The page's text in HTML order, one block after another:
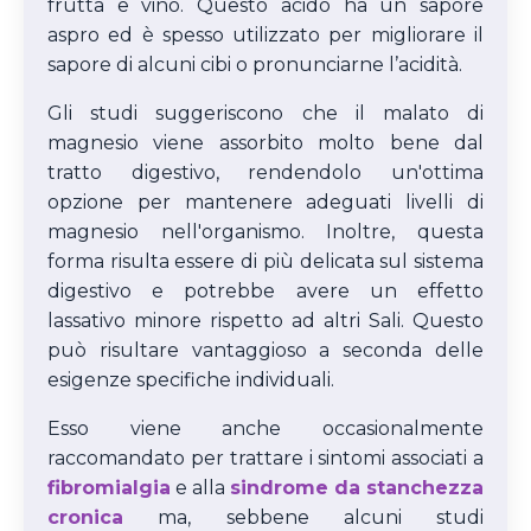
frutta e vino. Questo acido ha un sapore
aspro ed è spesso utilizzato per migliorare il
sapore di alcuni cibi o pronunciarne l’acidità.
Gli studi suggeriscono che il malato di
magnesio viene assorbito molto bene dal
tratto digestivo, rendendolo un'ottima
opzione per mantenere adeguati livelli di
magnesio nell'organismo. Inoltre, questa
forma risulta essere di più delicata sul sistema
digestivo e potrebbe avere un effetto
lassativo minore rispetto ad altri Sali. Questo
può risultare vantaggioso a seconda delle
esigenze specifiche individuali.
Esso viene anche occasionalmente
raccomandato per trattare i sintomi associati a
fibromialgia e alla sindrome da stanchezza
cronica ma, sebbene alcuni studi